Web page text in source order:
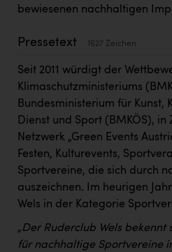
Jane Goodall Institute Austria
Kärcher
KEBA
KIWI Kinderwunsch Institut Dr.
KLIPP Frisör
Kleider Bauer
Kremsmüller Anlagenbau GmbH
Oldtimer Raststationen und
bewiesenen nachhaltigen
Pressetext 1627 Zeichen
Seit 2011 würdigt der
Klimaschutzministeriums
Bundesministerium für Kunst,
Dienst und Sport (BMKÖS),
Netzwerk „Green Events
Festen, Kulturevents,
Sportvereine, die sich durch
auszeichnen. Im heurigen
Wels in der Kategorie
„Der Ruderclub Wels
für nachhaltige Sportvereine